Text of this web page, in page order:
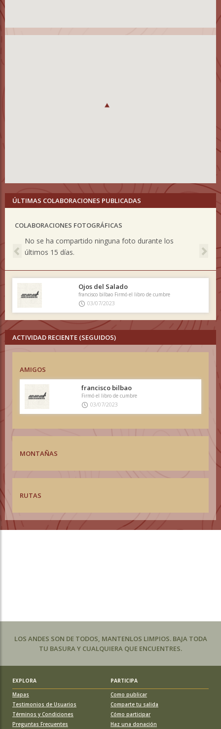
ÚLTIMAS COLABORACIONES PUBLICADAS
COLABORACIONES FOTOGRÁFICAS
No se ha compartido ninguna foto durante los
últimos 15 días.
Previous
Ojos del Salado
francisco bilbao Firmó el libro de cumbre
03/07/2023
ACTIVIDAD RECIENTE (SEGUIDOS)
AMIGOS
francisco bilbao
Firmó el libro de cumbre
03/07/2023
MONTAÑAS
RUTAS
LOS ANDES SON DE TODOS, MANTENLOS LIMPIOS. BAJA TODA
TU BASURA Y CUALQUIERA QUE ENCUENTRES.
EXPLORA
PARTICIPA
Mapas
Testimonios de Usuarios
Términos y Condiciones
Preguntas Frecuentes
Como publicar
Comparte tu salida
Cómo participar
Haz una donación